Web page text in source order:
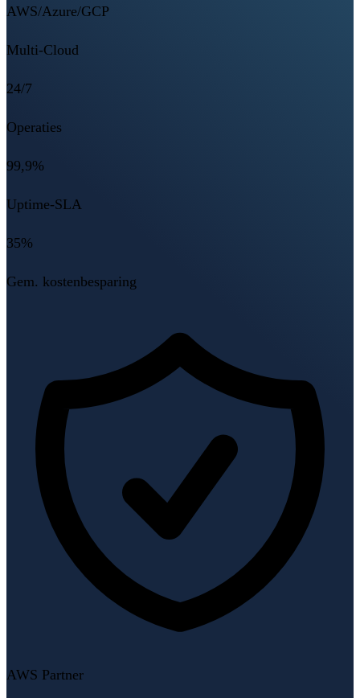
AWS/Azure/GCP
Multi-Cloud
24/7
Operaties
99,9%
Uptime-SLA
35%
Gem. kostenbesparing
AWS Partner